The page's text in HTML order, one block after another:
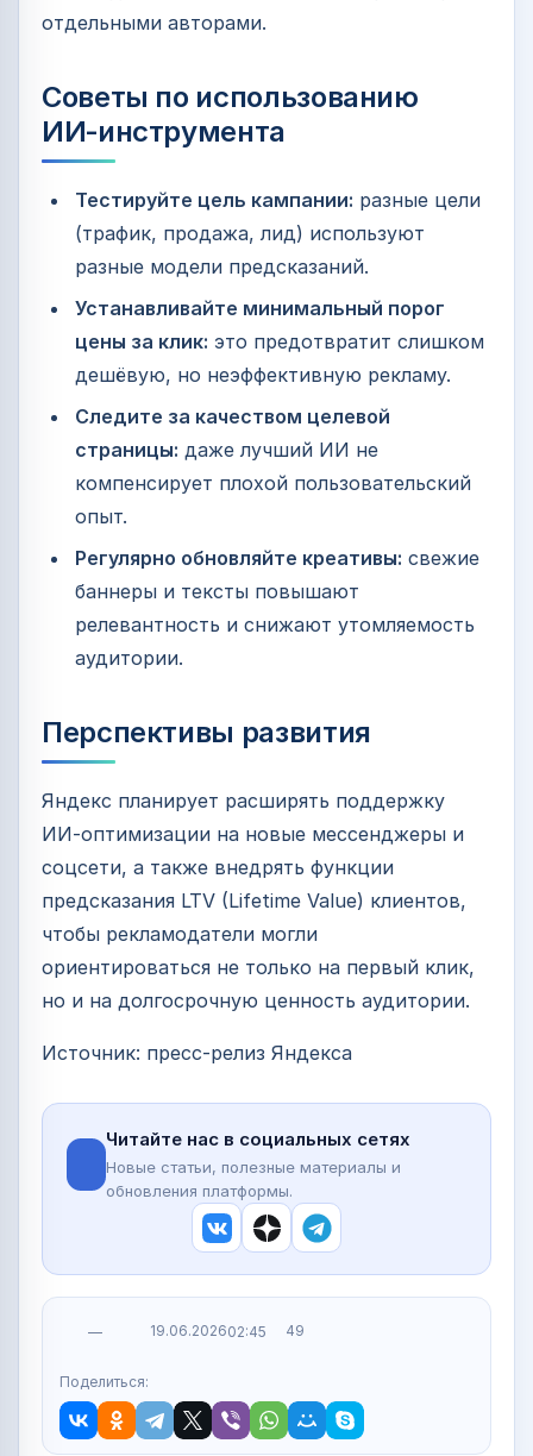
отдельными авторами.
Советы по использованию
ИИ‑инструмента
Тестируйте цель кампании: разные цели
(трафик, продажа, лид) используют
разные модели предсказаний.
Устанавливайте минимальный порог
цены за клик: это предотвратит слишком
дешёвую, но неэффективную рекламу.
Следите за качеством целевой
страницы: даже лучший ИИ не
компенсирует плохой пользовательский
опыт.
Регулярно обновляйте креативы: свежие
баннеры и тексты повышают
релевантность и снижают утомляемость
аудитории.
Перспективы развития
Яндекс планирует расширять поддержку
ИИ‑оптимизации на новые мессенджеры и
соцсети, а также внедрять функции
предсказания LTV (Lifetime Value) клиентов,
чтобы рекламодатели могли
ориентироваться не только на первый клик,
но и на долгосрочную ценность аудитории.
Источник: пресс‑релиз Яндекса
Читайте нас в социальных сетях
Новые статьи, полезные материалы и
обновления платформы.
— 19.06.202602:45 49
Поделиться: